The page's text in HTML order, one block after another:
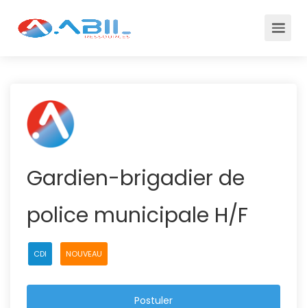
Gardien-brigadier de
police municipale H/F
CDI NOUVEAU
Postuler